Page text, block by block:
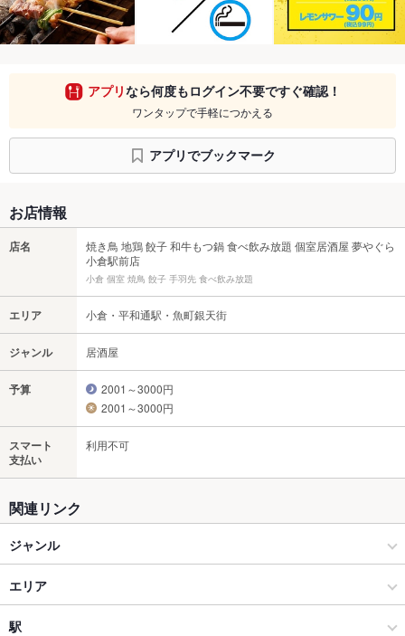
アプリなら何度もログイン不要ですぐ確認！
ワンタップで手軽につかえる
アプリでブックマーク
お店情報
店名
焼き鳥 地鶏 餃子 和牛もつ鍋 食べ飲み放題 個室居酒屋 夢やぐら
小倉駅前店
小倉 個室 焼鳥 餃子 手羽先 食べ飲み放題
エリア 小倉・平和通駅・魚町銀天街
ジャンル 居酒屋
予算
2001～3000円
2001～3000円
スマート
支払い
利用不可
関連リンク
ジャンル
居酒屋
和風
エリア
小倉・平和通駅・魚町銀天街
駅